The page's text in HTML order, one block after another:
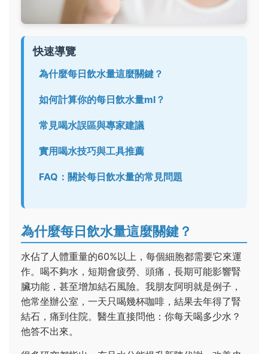
快速導覽
為什麼每日飲水量這麼關鍵？
如何計算你的每日飲水量ml？
常見喝水誤區與專家建議
實用喝水技巧與工具推薦
FAQ：關於每日飲水量的常見問題
為什麼每日飲水量這麼關鍵？
水佔了人體重量的60%以上，每個細胞都需要它來運
作。喝不夠水，短期會疲勞、頭痛，長期可能影響腎
臟功能，甚至增加結石風險。我朋友阿明就是例子，
他常坐辦公室，一天只喝幾杯咖啡，結果去年得了腎
結石，痛到住院。醫生直接問他：你每天喝多少水？
他答不出來。